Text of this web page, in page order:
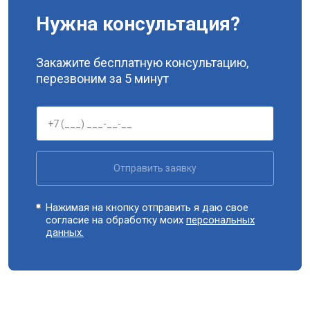
Нужна консультация?
Закажите бесплатную консультацию,
перезвоним за 5 минут
Отправить заявку
Нажимая на кнопку отправить я даю свое
согласие на обработку моихперсональных
данных.